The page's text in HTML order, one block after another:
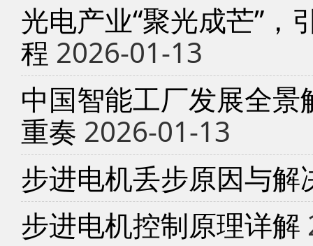
光电产业“聚光成芒”，
程 2026-01-13
中国智能工厂发展全
重奏 2026-01-13
步进电机丢步原因与解
步进电机控制原理详解